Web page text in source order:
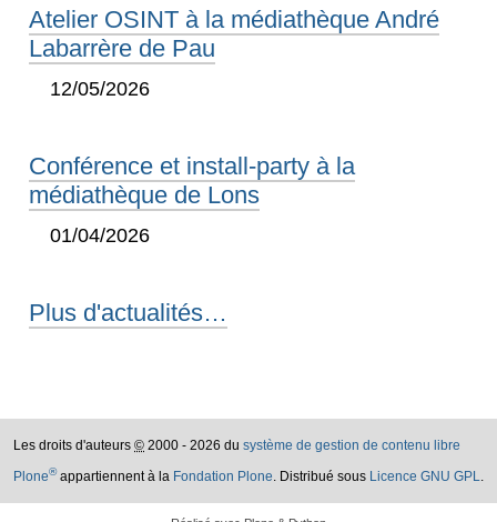
Atelier OSINT à la médiathèque André
Labarrère de Pau
12/05/2026
Conférence et install-party à la
médiathèque de Lons
01/04/2026
Plus d'actualités…
Les droits d'auteurs © 2000 - 2026 du système de gestion de contenu libre
Plone®appartiennent à la Fondation Plone. Distribué sous Licence GNU GPL.